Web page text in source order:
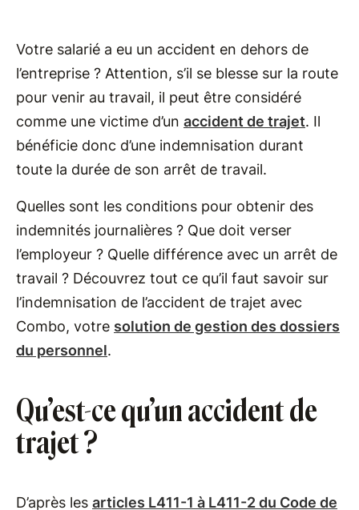
Votre salarié a eu un accident en dehors de
l’entreprise ? Attention, s’il se blesse sur la route
pour venir au travail, il peut être considéré
comme une victime d’un accident de trajet. Il
bénéficie donc d’une indemnisation durant
toute la durée de son arrêt de travail.
Quelles sont les conditions pour obtenir des
indemnités journalières ? Que doit verser
l’employeur ? Quelle différence avec un arrêt de
travail ? Découvrez tout ce qu’il faut savoir sur
l’indemnisation de l’accident de trajet avec
Combo, votre solution de gestion des dossiers
du personnel.
Qu’est-ce qu’un accident de
trajet ?
D’après les articles L411-1 à L411-2 du Code de